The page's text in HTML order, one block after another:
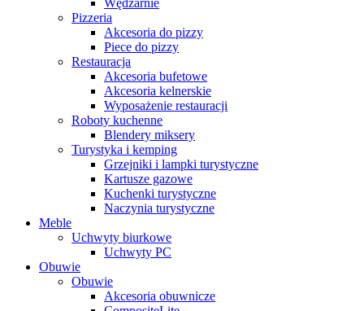
Pizzeria
Akcesoria do pizzy
Piece do pizzy
Restauracja
Akcesoria bufetowe
Akcesoria kelnerskie
Wyposażenie restauracji
Roboty kuchenne
Blendery miksery
Turystyka i kemping
Grzejniki i lampki turystyczne
Kartusze gazowe
Kuchenki turystyczne
Naczynia turystyczne
Meble
Uchwyty biurkowe
Uchwyty PC
Obuwie
Obuwie
Akcesoria obuwnicze